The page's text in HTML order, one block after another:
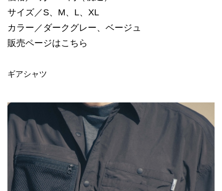
サイズ／S、M、L、XL
カラー／ダークグレー、ベージュ
販売ページはこちら
ギアシャツ